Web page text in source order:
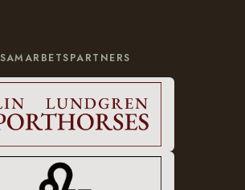
SAMARBETSPARTNERS